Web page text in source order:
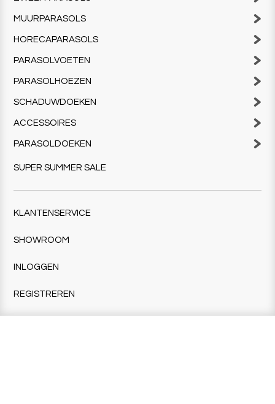
MUURPARASOLS
HORECAPARASOLS
PARASOLVOETEN
PARASOLHOEZEN
SCHADUWDOEKEN
ACCESSOIRES
PARASOLDOEKEN
SUPER SUMMER SALE
KLANTENSERVICE
SHOWROOM
INLOGGEN
REGISTREREN